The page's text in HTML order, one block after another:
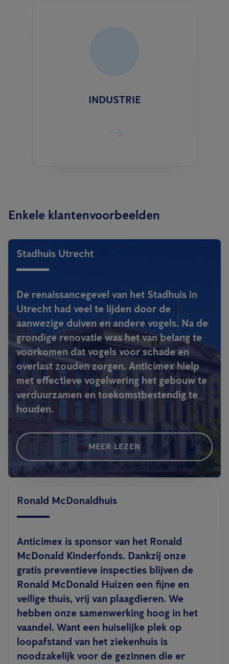
INDUSTRIE
Enkele klantenvoorbeelden
Stadhuis Utrecht
De renaissancegevel van het Stadhuis in
Utrecht had veel te lijden door de
aanwezige duiven en andere vogels. Na de
grondige renovatie was het van belang te
voorkomen dat vogels voor schade en
overlast zouden zorgen. Anticimex hielp
met effectieve vogelwering het gebouw te
verduurzamen en toekomstbestendig te
houden.
MEER LEZEN
Ronald McDonaldhuis
Anticimex is sponsor van het Ronald
McDonald Kinderfonds. Dankzij onze
gratis preventieve inspecties blijven de
Ronald McDonald Huizen een fijne en
veilige thuis, vrij van plaagdieren. We
hebben onze samenwerking hoog in het
vaandel. Want een huiselijke plek op
loopafstand van het ziekenhuis is
noodzakelijk voor de gezinnen die er